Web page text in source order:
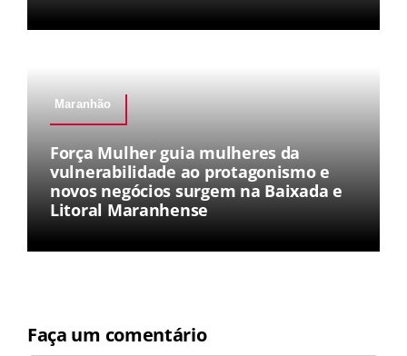
Maranhão
Força Mulher guia mulheres da
vulnerabilidade ao protagonismo e
novos negócios surgem na Baixada e
Litoral Maranhense
Faça um comentário